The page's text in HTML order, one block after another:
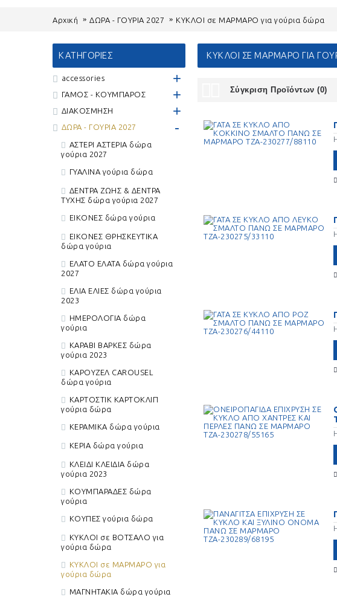
Επικοινωνία +
ΜΠΟΜΠΟΝΙΕΡΕΣ
ΓΥΑΛΙΝΕΣ
ΜΠΟΜΠΟΝΙΈΡΕΣ
ΕΙΚΟΝΕΣ ΘΡΗΣΚΕΥΤΙΚΑ
ΜΠΟΜΠΟΝΙΈΡΕΣ
ΕΙΚΟΝΕΣ
ΚΕΡΑΜΙΚΑ
ΚΕΡΙΑ ΜΠΟΜΠΟΝΙΈΡΕΣ
ΜΑΓΝΗΤΑΚΙΑ
ΣΕ ΜΑΡΜΑΡΟ
ΜΠΟΜΠΟΝΙΈΡΕΣ
ΣΩΛΗΝΕΣ
ΜΠΟΜΠΟΝΙΈΡΕΣ
ΦΑΝΑΡΙ ΦΑΝΑΡΙΑ
ΜΠΟΜΠΟΝΙΈΡΕΣ
ΠΑΣΧΑΛΙΝΑ
ΔΙΑΚΟΣΜΗΤΙΚΑ ΓΙΑ
ΛΑΜΠΑΔΕΣ ΠΑΣΧΑΛΙΝΕΣ
ΛΑΜΠΑΔΕΣ
ΓΙΑ ΑΓΌΡΙ
ΠΑΣΧΑΛΙΝΕΣ
ΜΠΟΜΠΟΝΙΈΡΕΣ
ΔΩΡΑ - ΓΟΥΡΙΑ 2027
ΑΣΤΕΡΙ ΑΣΤΕΡΙΑ ΔΏΡΑ
ΓΟΎΡΙΑ 2027
ΓΥΑΛΙΝΑ ΓΟΎΡΙΑ ΔΏΡΑ
ΤΥΧΗΣ ΔΏΡΑ
ΔΏΡΑ ΓΟΎΡΙΑ
ΓΟΎΡΙΑ ΔΏΡΑ
ΚΕΡΑΜΙΚΑ ΔΏΡΑ
Αρχική ΔΩΡΑ - ΓΟΥΡΙΑ 2027 ΚΥΚΛΟΙ σε ΜΑΡΜΑΡΟ για γούρια δώρα
ΚΑΤΗΓΟΡΊΕΣ
accessories +
ΓΑΜΟΣ - ΚΟΥΜΠΑΡΟΣ +
ΔΙΑΚΟΣΜΗΣΗ +
ΔΩΡΑ - ΓΟΥΡΙΑ 2027 -
ΑΣΤΕΡΙ ΑΣΤΕΡΙΑ δώρα
γούρια 2027
ΓΥΑΛΙΝΑ γούρια δώρα
ΔΕΝΤΡΑ ΖΩΗΣ & ΔΕΝΤΡΑ
ΤΥΧΗΣ δώρα γούρια 2027
ΕΙΚΟΝΕΣ δώρα γούρια
ΕΙΚΟΝΕΣ ΘΡΗΣΚΕΥΤΙΚΑ
δώρα γούρια
ΕΛΑΤΟ ΕΛΑΤΑ δώρα γούρια
2027
ΕΛΙΑ ΕΛΙΕΣ δώρα γούρια
2023
ΗΜΕΡΟΛΟΓΙΑ δώρα
γούρια
ΚΑΡΑΒΙ ΒΑΡΚΕΣ δώρα
γούρια 2023
ΚΑΡΟΥΖΕΛ CAROUSEL
δώρα γούρια
ΚΑΡΤΟΣΤΙΚ ΚΑΡΤΟΚΛΙΠ
γούρια δώρα
ΚΕΡΑΜΙΚΑ δώρα γούρια
ΚΕΡΙΑ δώρα γούρια
ΚΛΕΙΔΙ ΚΛΕΙΔΙΑ δώρα
γούρια 2023
ΚΟΥΜΠΑΡΑΔΕΣ δώρα
γούρια
ΚΟΥΠΕΣ γούρια δώρα
ΚΥΚΛΟΙ σε ΒΟΤΣΑΛΟ για
γούρια δώρα
ΚΥΚΛΟΙ σε ΜΑΡΜΑΡΟ για
γούρια δώρα
ΜΑΓΝΗΤΑΚΙΑ δώρα γούρια
ΚΥΚΛΟΙ ΣΕ ΜΑΡΜΑΡΟ ΓΙΑ
Σύγκριση Προϊόντων (0)